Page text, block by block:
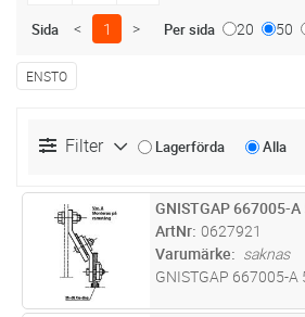
Sida < 1 > Per sida 20 50
ENSTO
Filter Lagerförda Alla
ST Lägg i
GNISTGAP 667005-
ArtNr 0627921
Varumärke
saknas
GNISTGAP 667005-A